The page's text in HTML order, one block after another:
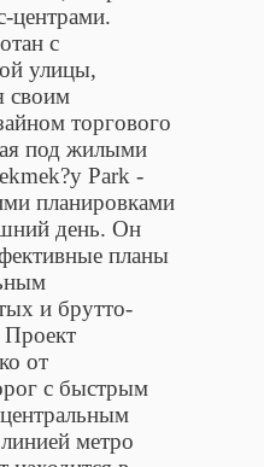
центрами.
с
улицы,
своим
торгового
под жилыми
Park -
планировками
день. Он
планы
и брутто-
Проект
от
с быстрым
метро